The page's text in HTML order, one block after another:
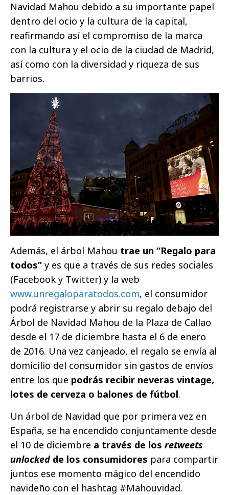
Navidad Mahou debido a su importante papel
dentro del ocio y la cultura de la capital,
reafirmando así el compromiso de la marca
con la cultura y el ocio de la ciudad de Madrid,
así como con la diversidad y riqueza de sus
barrios.
Además, el árbol Mahou trae un “Regalo para
todos” y es que a través de sus redes sociales
(Facebook y Twitter) y la web
www.unregaloparatodos.com, el consumidor
podrá registrarse y abrir su regalo debajo del
Árbol de Navidad Mahou de la Plaza de Callao
desde el 17 de diciembre hasta el 6 de enero
de 2016. Una vez canjeado, el regalo se envía al
domicilio del consumidor sin gastos de envíos
entre los que podrás recibir neveras vintage,
lotes de cerveza o balones de fútbol.
Un árbol de Navidad que por primera vez en
España, se ha encendido conjuntamente desde
el 10 de diciembre a través de los retweets
unlockedde los consumidores para compartir
juntos ese momento mágico del encendido
navideño con el hashtag #Mahouvidad.